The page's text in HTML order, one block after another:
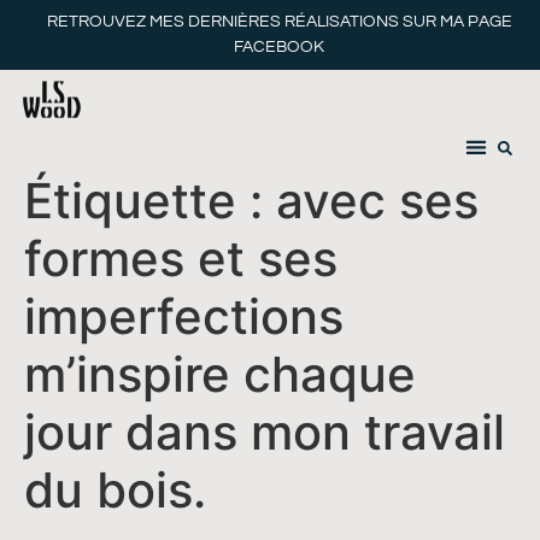
RETROUVEZ MES DERNIÈRES RÉALISATIONS SUR MA PAGE
FACEBOOK
Étiquette : avec ses
formes et ses
imperfections
m’inspire chaque
jour dans mon travail
du bois.